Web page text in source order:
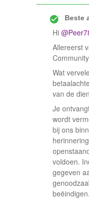
Beste
Hi
Allereerst
Wat
van de
Je
wordt
bij ons
voldoen.
gegeven
beëindigen.